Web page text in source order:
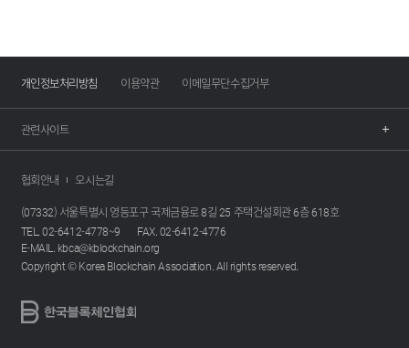
개인정보처리방침 이용약관 이메일무단수집거부
관련사이트
협회안내
오시는길
(07332) 서울특별시 영등포구 국제금융로 8길 25 주택건설회관 6층 618호
TEL. 02-6412-4778~9
FAX. 02-6412-4776
E-MAIL. kbca@kblockchain.org
Copyright © Korea Blockchain Association. All rights reserved.